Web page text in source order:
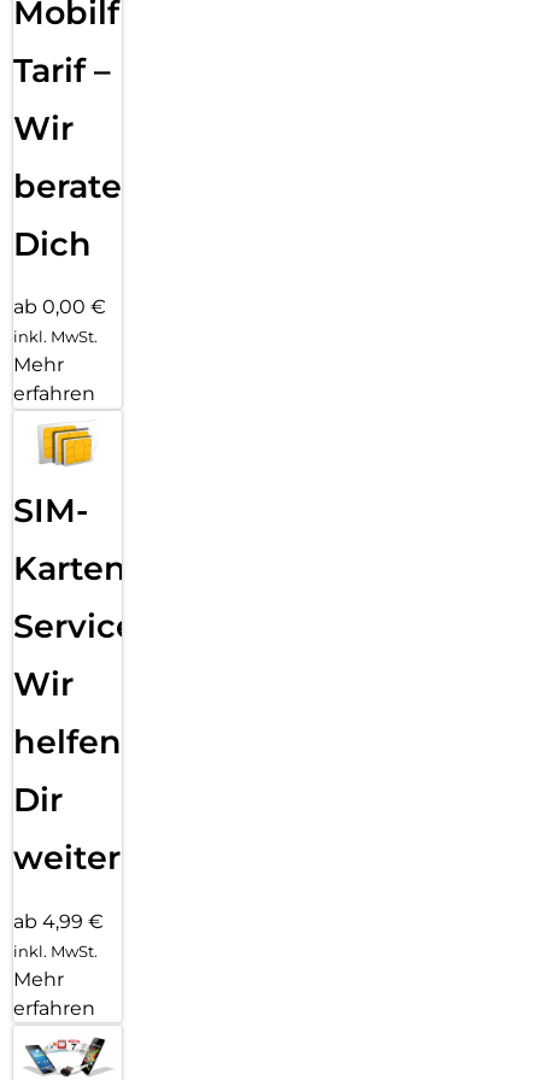
Mobilfunk
Tarif –
Wir
beraten
Dich
ab 0,00 €
inkl. MwSt.
Mehr
erfahren
SIM-
Karten
Service:
Wir
helfen
Dir
weiter
ab 4,99 €
inkl. MwSt.
Mehr
erfahren